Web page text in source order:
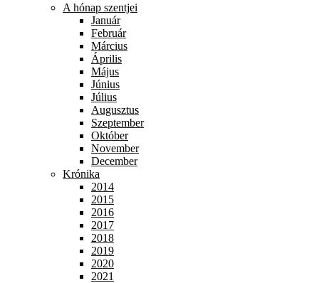
A hónap szentjei
Január
Február
Március
Április
Május
Június
Július
Augusztus
Szeptember
Október
November
December
Krónika
2014
2015
2016
2017
2018
2019
2020
2021